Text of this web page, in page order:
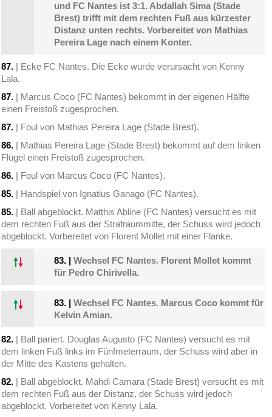
und FC Nantes ist 3:1. Abdallah Sima (Stade
Brest) trifft mit dem rechten Fuß aus kürzester
Distanz unten rechts. Vorbereitet von Mathias
Pereira Lage nach einem Konter.
87. | Ecke FC Nantes. Die Ecke wurde verursacht von Kenny
Lala.
87. | Marcus Coco (FC Nantes) bekommt in der eigenen Hälfte
einen Freistoß zugesprochen.
87. | Foul von Mathias Pereira Lage (Stade Brest).
86. | Mathias Pereira Lage (Stade Brest) bekommt auf dem linken
Flügel einen Freistoß zugesprochen.
86. | Foul von Marcus Coco (FC Nantes).
85. | Handspiel von Ignatius Ganago (FC Nantes).
85. | Ball abgeblockt. Matthis Abline (FC Nantes) versucht es mit
dem rechten Fuß aus der Strafraummitte, der Schuss wird jedoch
abgeblockt. Vorbereitet von Florent Mollet mit einer Flanke.
83. |Wechsel FC Nantes. Florent Mollet kommt
für Pedro Chirivella.
83. |Wechsel FC Nantes. Marcus Coco kommt für
Kelvin Amian.
82. | Ball pariert. Douglas Augusto (FC Nantes) versucht es mit
dem linken Fuß links im Fünfmeterraum, der Schuss wird aber in
der Mitte des Kastens gehalten.
82. | Ball abgeblockt. Mahdi Camara (Stade Brest) versucht es mit
dem rechten Fuß aus der Distanz, der Schuss wird jedoch
abgeblockt. Vorbereitet von Kenny Lala.